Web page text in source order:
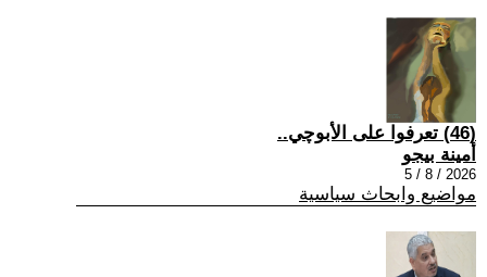
(46) تعرفوا على الأبوچي..
أمينة بيجو
2026 / 8 / 5
مواضيع وابحاث سياسية